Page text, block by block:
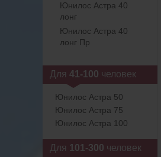
Юнилос Астра 40
лонг
Юнилос Астра 40
лонг Пр
Для 41-100 человек
Юнилос Астра 50
Юнилос Астра 75
Юнилос Астра 100
Для 101-300 человек